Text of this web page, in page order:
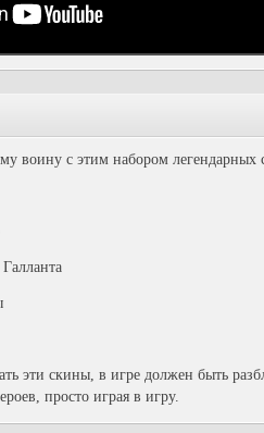
воину с этим набором легендарных
эти скины, в игре должен быть
просто играя в игру.